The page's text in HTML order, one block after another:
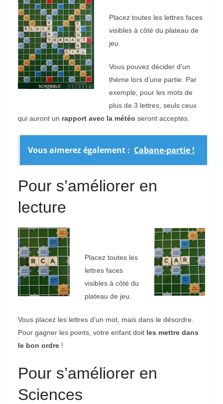
Placez toutes les lettres faces
visibles à côté du plateau de
jeu.
Vous pouvez décider d’un
thème lors d’une partie. Par
exemple, pour les mots de
plus de 3 lettres, seuls ceux
qui auront un rapport avec la météo seront acceptés.
Vous aimerez également : Cabane-partie !
Pour s’améliorer en
lecture
Placez toutes les
lettres faces
visibles à côté du
plateau de jeu.
Vous placez les lettres d’un mot, mais dans le désordre.
Pour gagner les points, votre enfant doit les mettre dans
le bon ordre !
Pour s’améliorer en
Sciences